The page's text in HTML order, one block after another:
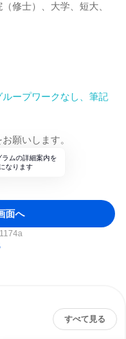
修士）、大学、短大、
ープワークなし、筆記
願いします。
ムの詳細案内を
なります
面へ
すべて見る